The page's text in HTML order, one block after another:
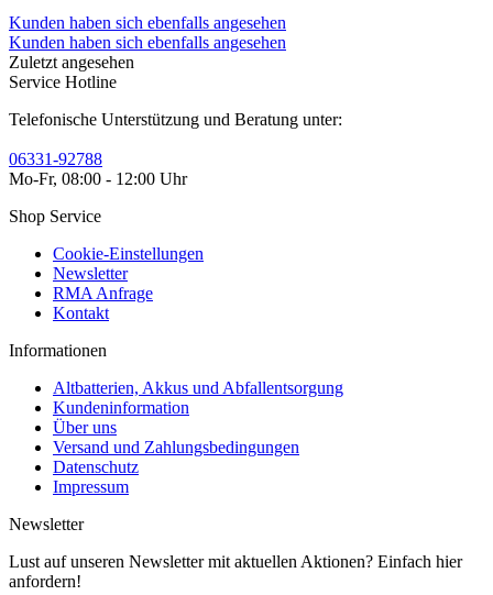
Kunden haben sich ebenfalls angesehen
Kunden haben sich ebenfalls angesehen
Zuletzt angesehen
Service Hotline
Telefonische Unterstützung und Beratung unter:
06331-92788
Mo-Fr, 08:00 - 12:00 Uhr
Shop Service
Cookie-Einstellungen
Newsletter
RMA Anfrage
Kontakt
Informationen
Altbatterien, Akkus und Abfallentsorgung
Kundeninformation
Über uns
Versand und Zahlungsbedingungen
Datenschutz
Impressum
Newsletter
Lust auf unseren Newsletter mit aktuellen Aktionen? Einfach hier
anfordern!